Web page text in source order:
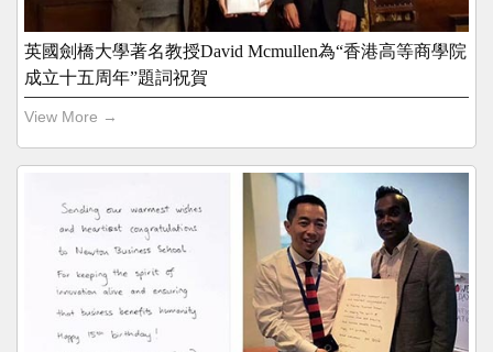
英國劍橋大學著名教授David Mcmullen為“香港高等商學院
成立十五周年”題詞祝賀
View More →